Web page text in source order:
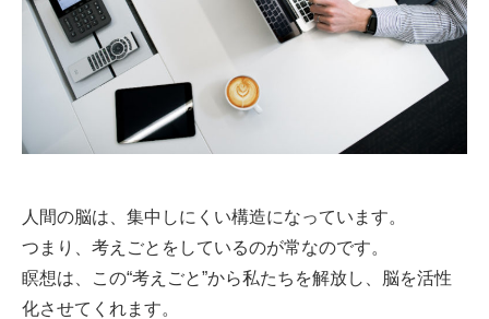
人間の脳は、集中しにくい構造になっています。
つまり、考えごとをしているのが常なのです。
瞑想は、この“考えごと”から私たちを解放し、脳を活性
化させてくれます。